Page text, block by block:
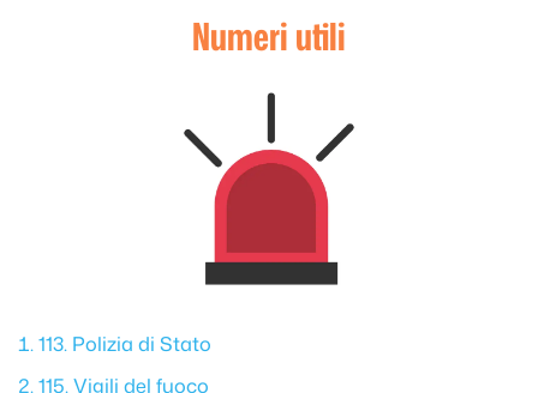
Numeri utili
113. Polizia di Stato
115. Vigili del fuoco